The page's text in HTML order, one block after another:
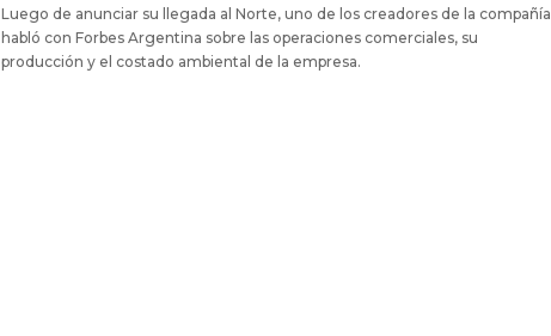
Luego de anunciar su llegada al Norte, uno de los creadores de la compañía
habló con Forbes Argentina sobre las operaciones comerciales, su
producción y el costado ambiental de la empresa.